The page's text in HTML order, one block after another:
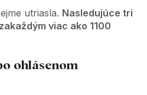
utriasla. Nasledujúce tri
viac ako 1100
ohlásenom